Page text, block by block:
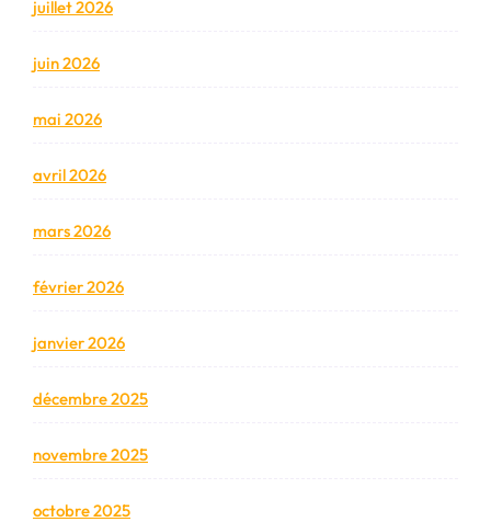
juillet 2026
juin 2026
mai 2026
avril 2026
mars 2026
février 2026
janvier 2026
décembre 2025
novembre 2025
octobre 2025